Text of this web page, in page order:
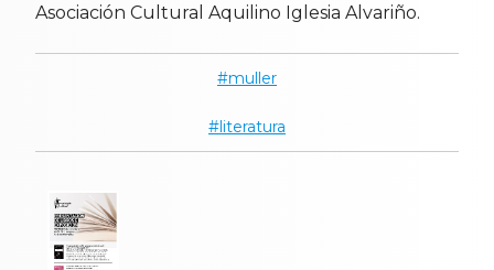
Asociación Cultural Aquilino Iglesia Alvariño.
muller
literatura